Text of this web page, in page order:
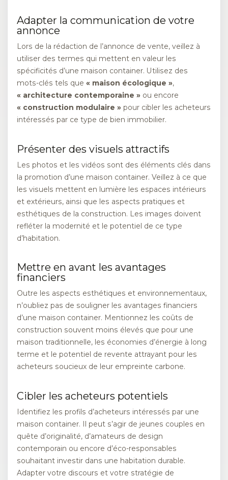
Adapter la communication de votre
annonce
Lors de la rédaction de l’annonce de vente, veillez à
utiliser des termes qui mettent en valeur les
spécificités d’une maison container. Utilisez des
mots-clés tels que « maison écologique »,
« architecture contemporaine » ou encore
« construction modulaire » pour cibler les acheteurs
intéressés par ce type de bien immobilier.
Présenter des visuels attractifs
Les photos et les vidéos sont des éléments clés dans
la promotion d’une maison container. Veillez à ce que
les visuels mettent en lumière les espaces intérieurs
et extérieurs, ainsi que les aspects pratiques et
esthétiques de la construction. Les images doivent
refléter la modernité et le potentiel de ce type
d’habitation.
Mettre en avant les avantages
financiers
Outre les aspects esthétiques et environnementaux,
n’oubliez pas de souligner les avantages financiers
d’une maison container. Mentionnez les coûts de
construction souvent moins élevés que pour une
maison traditionnelle, les économies d’énergie à long
terme et le potentiel de revente attrayant pour les
acheteurs soucieux de leur empreinte carbone.
Cibler les acheteurs potentiels
Identifiez les profils d’acheteurs intéressés par une
maison container. Il peut s’agir de jeunes couples en
quête d’originalité, d’amateurs de design
contemporain ou encore d’éco-responsables
souhaitant investir dans une habitation durable.
Adapter votre discours et votre stratégie de